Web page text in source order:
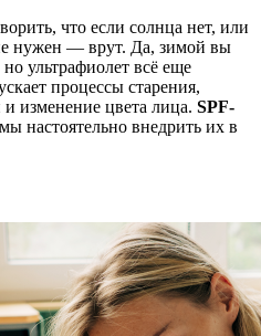
что если солнца нет, или
нужен — врут. Да, зимой вы
ультрафиолет всё еще
процессы старения,
изменение цвета лица. SPF-
настоятельно внедрить их в